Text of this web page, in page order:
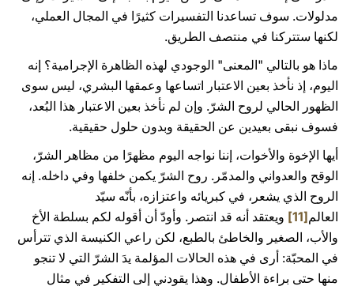
مدلولات. سوف تساعدنا التفسيرات كثيرًا في المجال العملي،
لكنها ستتركنا في منتصف الطريق.
ماذا هو بالتالي "المعنى" الوجودي لهذه الظاهرة الإجرامية؟ إنه
اليوم، إذ نأخذ بعين الاعتبار اتساعها وعمقها البشري، ليس سوى
الظهور الحالي لروح الشرّ. وإن لم نأخذ بعين الاعتبار هذا البُعد،
فسوف نبقى بعيدين عن الحقيقة وبدون حلول حقيقية.
أيها الإخوة والأخوات، إننا نواجه اليوم مظهرًا من مظاهر الشرّ،
الوقح والعدواني والمدمّر. روح الشرّ يكمن خلفها وفي داخله. إنه
الروح الذي يشعر، في كبريائه واعتزازه، بأنّه سيّد
العالم[11]
ويعتقد أنه قد انتصر. وأودّ أن أقوله لكم بسلطة الأخ
والأب، الصغير والخاطئ بالطبع، لكن راعي الكنيسة الذي تترأس
في المحبّة: أرى في هذه الحالات المؤلمة يدَ الشرّ التي لا تنجو
منها حتى براءة الأطفال. وهذا يقودني إلى التفكير في مثال